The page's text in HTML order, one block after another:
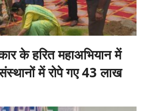
के हरित महाअभियान में
में रोपे गए 43 लाख